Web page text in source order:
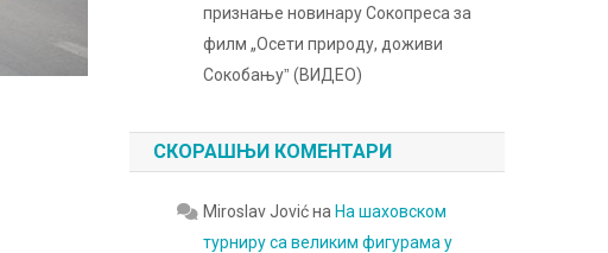
признање новинару Сокопреса за
филм „Осети природу, доживи
Сокобањуˮ (ВИДЕО)
СКОРАШЊИ КОМЕНТАРИ
Miroslav Jovićна На шаховском
турниру са великим фигурама у